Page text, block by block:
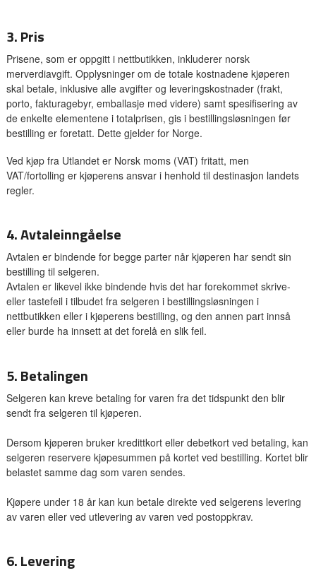
3. Pris
Prisene, som er oppgitt i nettbutikken, inkluderer norsk
merverdiavgift. Opplysninger om de totale kostnadene kjøperen
skal betale, inklusive alle avgifter og leveringskostnader (frakt,
porto, fakturagebyr, emballasje med videre) samt spesifisering av
de enkelte elementene i totalprisen, gis i bestillingsløsningen før
bestilling er foretatt. Dette gjelder for Norge.
Ved kjøp fra Utlandet er Norsk moms (VAT) fritatt, men
VAT/fortolling er kjøperens ansvar i henhold til destinasjon landets
regler.
4. Avtaleinngåelse
Avtalen er bindende for begge parter når kjøperen har sendt sin
bestilling til selgeren.
Avtalen er likevel ikke bindende hvis det har forekommet skrive-
eller tastefeil i tilbudet fra selgeren i bestillingsløsningen i
nettbutikken eller i kjøperens bestilling, og den annen part innså
eller burde ha innsett at det forelå en slik feil.
5. Betalingen
Selgeren kan kreve betaling for varen fra det tidspunkt den blir
sendt fra selgeren til kjøperen.
Dersom kjøperen bruker kredittkort eller debetkort ved betaling, kan
selgeren reservere kjøpesummen på kortet ved bestilling. Kortet blir
belastet samme dag som varen sendes.
Kjøpere under 18 år kan kun betale direkte ved selgerens levering
av varen eller ved utlevering av varen ved postoppkrav.
6. Levering